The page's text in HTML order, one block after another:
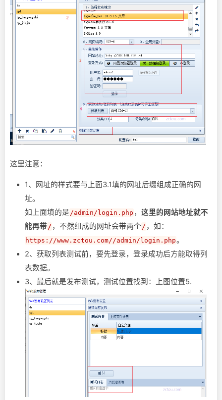
这里注意：
1、网址的样式要与上面3.1填的网址后缀组成正确的网
址。
如上面填的是 /admin/login.php ， 这里的网站地址就不
能再带 / ，不然组成的网址会带两个 / ，如：
https://www.zctou.com//admin/login.php。
2、获取列表测试前，要先登录，登录成功后方能取得列
表数据。
3、最后就是发布测试，测试位置找到：上图位置5.